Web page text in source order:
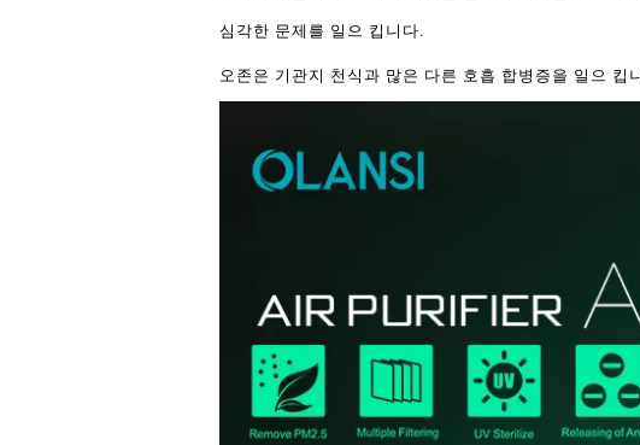
심각한 문제를 일으 킵니다.
오존은 기관지 천식과 많은 다른 호흡 합병증을 일으